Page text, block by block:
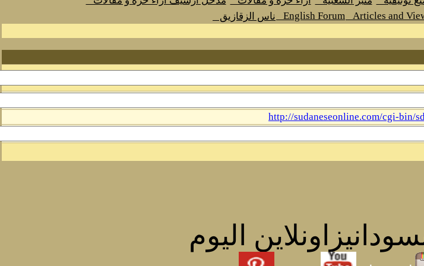
Articles and
English Forum
ناس الزقازيق
http://sudaneseonline.com/cgi-bin/
اليوم